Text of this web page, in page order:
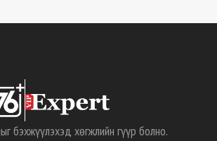
бэхжүүлэхэд хөгжлийн гүүр болно.